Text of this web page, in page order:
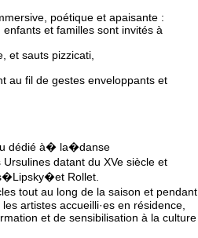
poétique et apaisante :
et familles sont invités à
et sauts pizzicati,
au fil de gestes enveloppants et
dédié à� la�danse
datant du XVe siècle et
Rollet.
tout au long de la saison et pendant
artistes accueilli·es en résidence,
et de sensibilisation à la culture